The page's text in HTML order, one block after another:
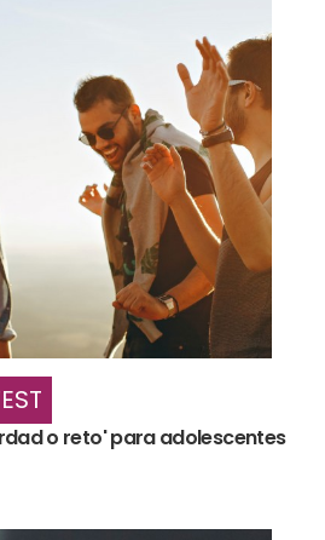
o reto' para adolescentes